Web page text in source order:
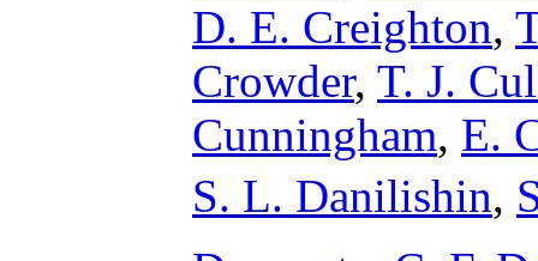
D. E. Creighton,
Crowder, T. J.
Cunningham, E.
S. L. Danilishin,